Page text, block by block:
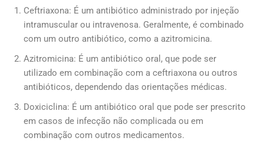
Ceftriaxona: É um antibiótico administrado por injeção
intramuscular ou intravenosa. Geralmente, é combinado
com um outro antibiótico, como a azitromicina.
Azitromicina: É um antibiótico oral, que pode ser
utilizado em combinação com a ceftriaxona ou outros
antibióticos, dependendo das orientações médicas.
Doxiciclina: É um antibiótico oral que pode ser prescrito
em casos de infecção não complicada ou em
combinação com outros medicamentos.